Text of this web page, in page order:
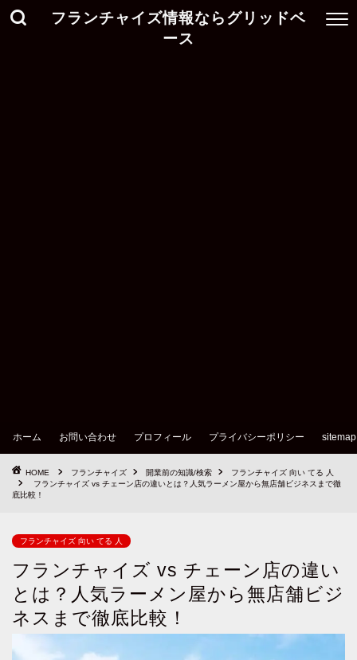
フランチャイズ情報ならグリッドベ
ース
ホーム お問い合わせ プロフィール プライバシーポリシー sitemap
HOME フランチャイズ 開業前の知識/検索
フランチャイズ 向い てる 人
フランチャイズ vs チェーン店の違いとは？人気ラーメン屋から無店舗ビジネスまで徹
底比較！
フランチャイズ 向い てる 人
フランチャイズ vs チェーン店の違い
とは？人気ラーメン屋から無店舗ビジ
ネスまで徹底比較！